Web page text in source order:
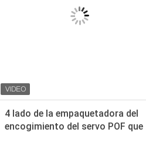
4 lado de la empaquetadora del
encogimiento del servo POF que